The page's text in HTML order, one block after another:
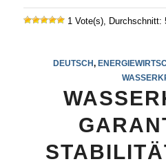
1 Vote(s), Durchschnitt:
DEUTSCH ,